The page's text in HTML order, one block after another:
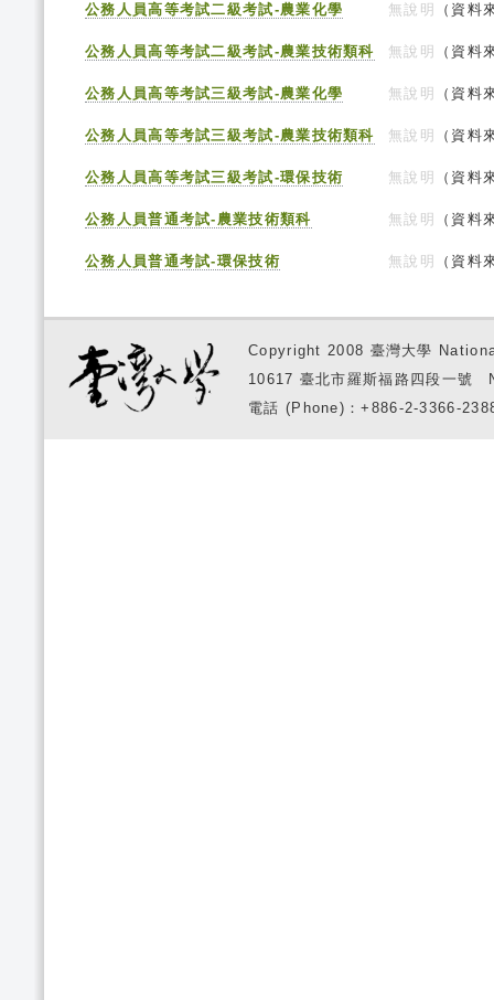
公務人員高等考試二級考試-農業化學 無說明 （資料
公務人員高等考試二級考試-農業技術類科 無說明 （資料
公務人員高等考試三級考試-農業化學 無說明 （資料
公務人員高等考試三級考試-農業技術類科 無說明 （資料
公務人員高等考試三級考試-環保技術 無說明 （資料
公務人員普通考試-農業技術類科 無說明 （資料
公務人員普通考試-環保技術 無說明 （資料
Copyright 2008 臺灣大學
10617 臺北市羅斯福路四段一
電話 (Phone)：+886-2-3366-